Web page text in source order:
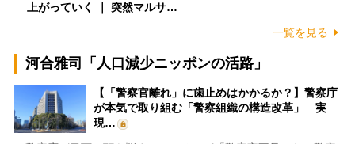
上がっていく ｜ 突然マルサ…
一覧を見る
河合雅司「人口減少ニッポンの活路」
【「警察官離れ」に歯止めはかかるか？】警察庁
が本気で取り組む「警察組織の構造改革」 実
現…